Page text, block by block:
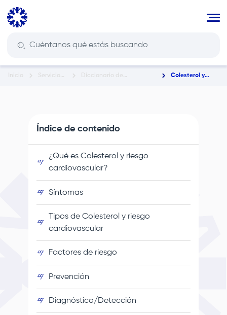
Pasar
principal
Inicio
Servicios
Diccionario de
Colesterol y
Índice de contenido
¿Qué es Colesterol y riesgo
cardiovascular?
Síntomas
Tipos de Colesterol y riesgo
cardiovascular
Factores de riesgo
Prevención
Diagnóstico/Detección